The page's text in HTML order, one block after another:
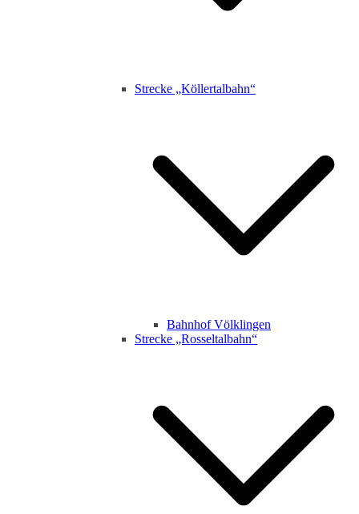
Strecke „Köllertalbahn“
Bahnhof Völklingen
Strecke „Rosseltalbahn“